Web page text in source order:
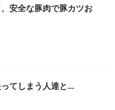
安全な豚肉で豚カツお
てしまう人達と…